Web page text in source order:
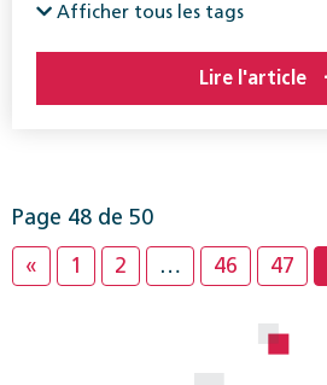
Afficher tous les tags
Lire l'article
Page 48 de 50
«
1 2 … 46 47